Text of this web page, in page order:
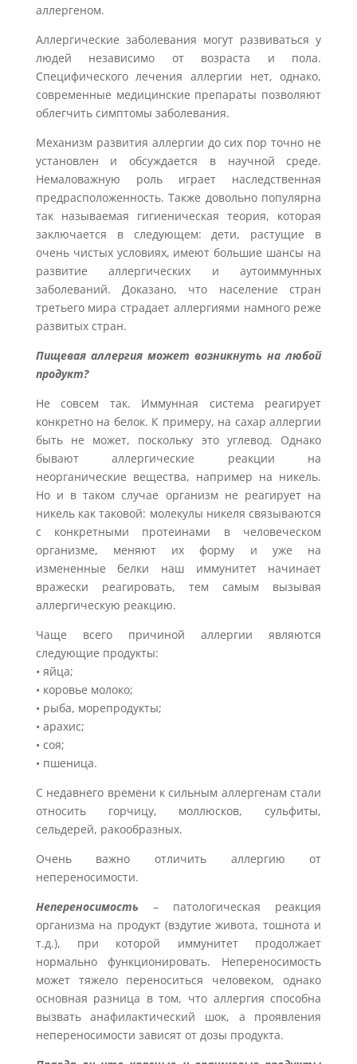
аллергеном.
Аллергические заболевания могут развиваться у
людей независимо от возраста и пола.
Специфического лечения аллергии нет, однако,
современные медицинские препараты позволяют
облегчить симптомы заболевания.
Механизм развития аллергии до сих пор точно не
установлен и обсуждается в научной среде.
Немаловажную роль играет наследственная
предрасположенность. Также довольно популярна
так называемая гигиеническая теория, которая
заключается в следующем: дети, растущие в
очень чистых условиях, имеют большие шансы на
развитие аллергических и аутоиммунных
заболеваний. Доказано, что население стран
третьего мира страдает аллергиями намного реже
развитых стран.
Пищевая аллергия может возникнуть на любой
продукт?
Не совсем так. Иммунная система реагирует
конкретно на белок. К примеру, на сахар аллергии
быть не может, поскольку это углевод. Однако
бывают аллергические реакции на
неорганические вещества, например на никель.
Но и в таком случае организм не реагирует на
никель как таковой: молекулы никеля связываются
с конкретными протеинами в человеческом
организме, меняют их форму и уже на
измененные белки наш иммунитет начинает
вражески реагировать, тем самым вызывая
аллергическую реакцию.
Чаще всего причиной аллергии являются
следующие продукты:
• яйца;
• коровье молоко;
• рыба, морепродукты;
• арахис;
• соя;
• пшеница.
С недавнего времени к сильным аллергенам стали
относить горчицу, моллюсков, сульфиты,
сельдерей, ракообразных.
Очень важно отличить аллергию от
непереносимости.
Непереносимость – патологическая реакция
организма на продукт (вздутие живота, тошнота и
т.д.), при которой иммунитет продолжает
нормально функционировать. Непереносимость
может тяжело переноситься человеком, однако
основная разница в том, что аллергия способна
вызвать анафилактический шок, а проявления
непереносимости зависят от дозы продукта.